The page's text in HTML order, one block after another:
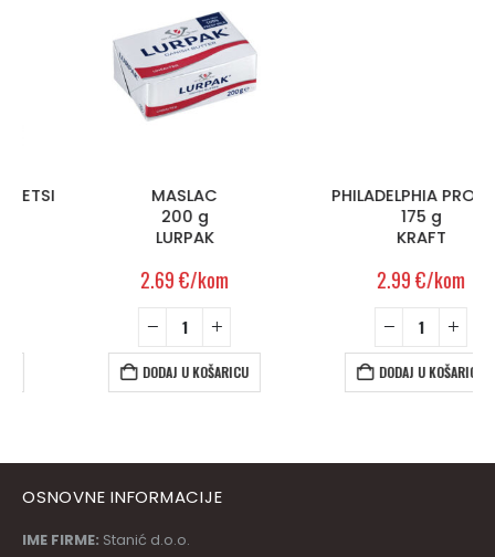
MASLAC
LURPAK
/kom
DODAJ U KOŠARICU
PHILADELPHIA PROTEIN
/kom
DODAJ U KOŠARICU
OSNOVNE INFORMACIJE
IME FIRME: Stanić d.o.o.